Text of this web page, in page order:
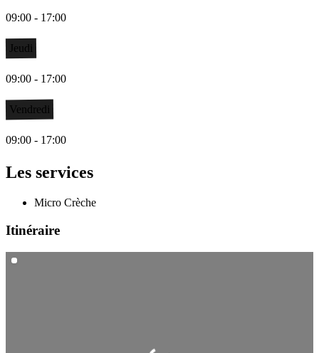
09:00 - 17:00
Jeudi
09:00 - 17:00
Vendredi
09:00 - 17:00
Les services
Micro Crèche
Itinéraire